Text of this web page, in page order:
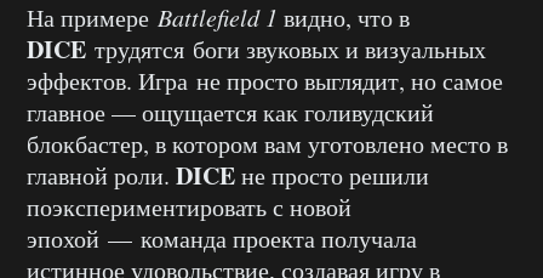
На примере Battlefield 1 видно, что в
DICE трудятся боги звуковых и визуальных
эффектов. Игра не просто выглядит, но самое
главное — ощущается как голивудский
блокбастер, в котором вам уготовлено место в
главной роли. DICEне просто решили
поэкспериментировать с новой
эпохой — команда проекта получала
истинное удовольствие, создавая игру в